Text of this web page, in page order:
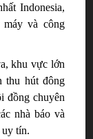
Indonesia,
và công
, khu vực lớn
thu hút đông
đồng chuyên
nhà báo và
tín.